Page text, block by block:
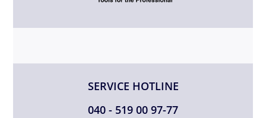
SERVICE HOTLINE
040 - 519 00 97-77